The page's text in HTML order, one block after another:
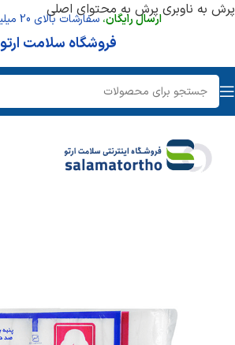
پرش به ناوبریپرش به محتوای اصلی
ارسال رایگان، سفارشات بالای 20 میلیون تومان
فروشگاه سلامت ارتو